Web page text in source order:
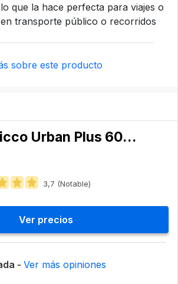
que la hace perfecta para viajes o
transporte público o recorridos
sobre este producto
Chicco Urban Plus 6079423990000
3,7 (Notable)
Ver precios
- Ver más opiniones